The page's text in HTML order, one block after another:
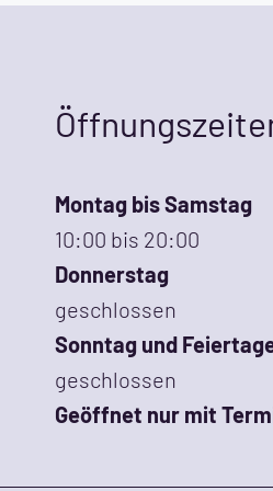
Montag bis Samstag
10:00 bis 20:00
Donnerstag
geschlossen
Sonntag und
geschlossen
Geöffnet nur mit